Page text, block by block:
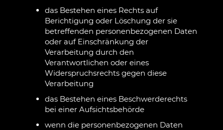
das Bestehen eines Rechts auf
Berichtigung oder Löschung der sie
betreffenden personenbezogenen Daten
oder auf Einschränkung der
Verarbeitung durch den
Verantwortlichen oder eines
Widerspruchsrechts gegen diese
Verarbeitung
das Bestehen eines Beschwerderechts
bei einer Aufsichtsbehörde
wenn die personenbezogenen Daten